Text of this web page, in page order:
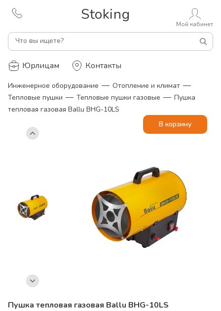
Stoking
Что вы ищете?
Мой кабинет
Юрлицам Контакты
Инженерное оборудование — Отопление и климат —
Тепловые пушки — Тепловые пушки газовые — Пушка
тепловая газовая Ballu BHG-10LS
Пушка тепловая газовая Ballu BHG-10LS
В корзину